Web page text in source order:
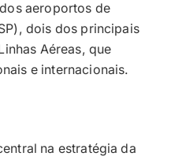
aeroportos de
dois dos principais
Aéreas, que
e internacionais.
na estratégia da